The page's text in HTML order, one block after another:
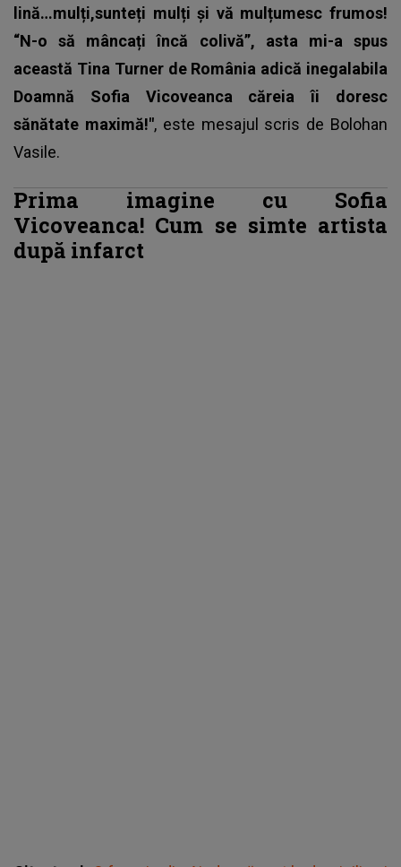
lină…mulți,sunteți mulți și vă mulțumesc frumos!
“N-o să mâncați încă colivă”, asta mi-a spus
această Tina Turner de România adică inegalabila
Doamnă Sofia Vicoveanca căreia îi doresc
sănătate maximă!", este mesajul scris de Bolohan
Vasile.
Prima imagine cu Sofia
Vicoveanca! Cum se simte artista
după infarct